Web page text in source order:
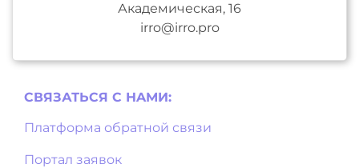
Академическая, 16
irro@irro.pro
СВЯЗАТЬСЯ С НAМИ:
Платформа обратной связи
Портал заявок